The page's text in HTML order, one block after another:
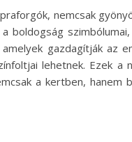
nemcsak
boldogság
gazdagítják az
lehetnek. Ezek a
a kertben,